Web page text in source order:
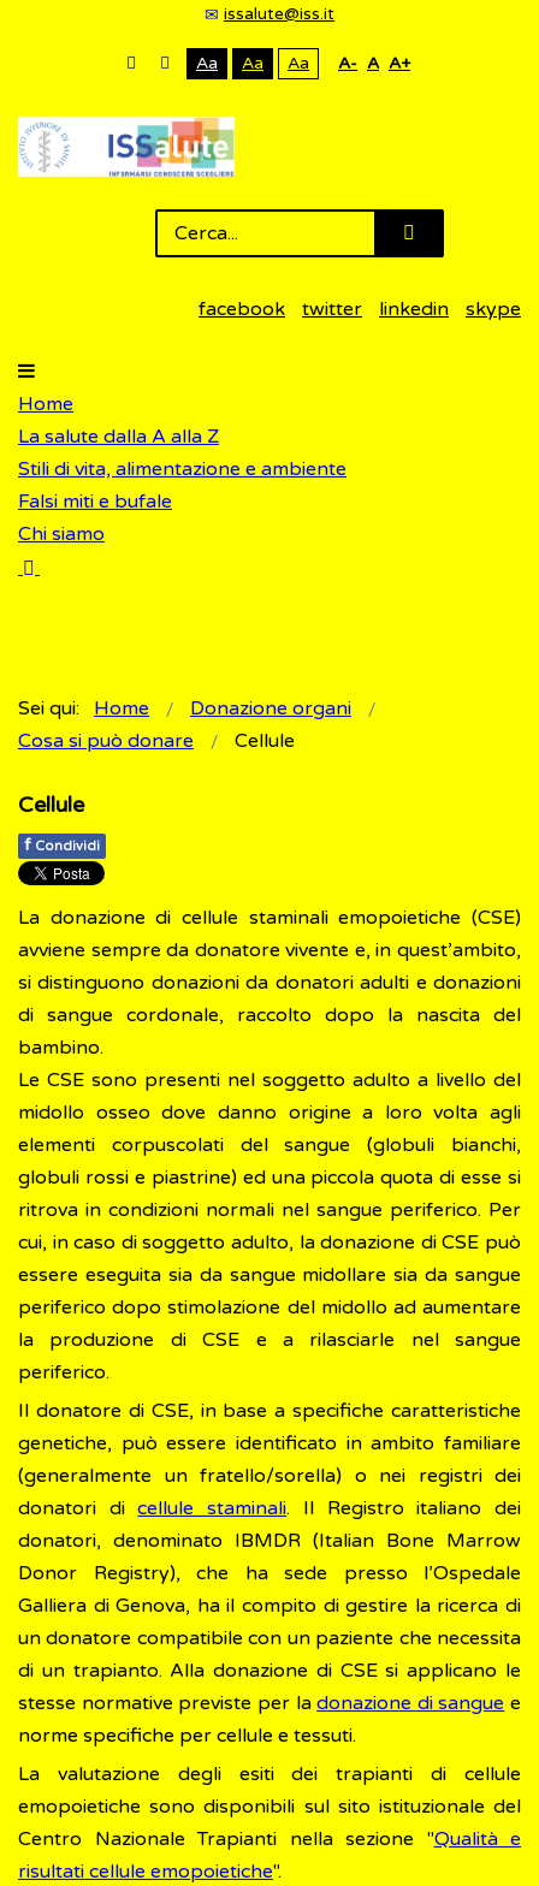
issalute@iss.it
Aa Aa Aa A- A A+
facebook twitter linkedin skype
Home
La salute dalla A alla Z
Stili di vita, alimentazione e ambiente
Falsi miti e bufale
Chi siamo
Sei qui: Home
Donazione organi
Cosa si può donare
Cellule
Cellule
f Condividi
La donazione di cellule staminali emopoietiche (CSE)
avviene sempre da donatore vivente e, in quest’ambito,
si distinguono donazioni da donatori adulti e donazioni
di sangue cordonale, raccolto dopo la nascita del
bambino.
Le CSE sono presenti nel soggetto adulto a livello del
midollo osseo dove danno origine a loro volta agli
elementi corpuscolati del sangue (globuli bianchi,
globuli rossi e piastrine) ed una piccola quota di esse si
ritrova in condizioni normali nel sangue periferico. Per
cui, in caso di soggetto adulto, la donazione di CSE può
essere eseguita sia da sangue midollare sia da sangue
periferico dopo stimolazione del midollo ad aumentare
la produzione di CSE e a rilasciarle nel sangue
periferico.
Il donatore di CSE, in base a specifiche caratteristiche
genetiche, può essere identificato in ambito familiare
(generalmente un fratello/sorella) o nei registri dei
donatori dicellule staminali. Il Registro italiano dei
donatori, denominato IBMDR (Italian Bone Marrow
Donor Registry), che ha sede presso l’Ospedale
Galliera di Genova, ha il compito di gestire la ricerca di
un donatore compatibile con un paziente che necessita
di un trapianto. Alla donazione di CSE si applicano le
stesse normative previste per ladonazione di sangue e
norme specifiche per cellule e tessuti.
La valutazione degli esiti dei trapianti di cellule
emopoietiche sono disponibili sul sito istituzionale del
Centro Nazionale Trapianti nella sezione "Qualità e
risultati cellule emopoietiche".